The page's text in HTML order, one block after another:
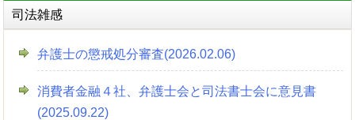
司法雑感
弁護士の懲戒処分審査(2026.02.06)
消費者金融４社、弁護士会と司法書士会に意見書
(2025.09.22)